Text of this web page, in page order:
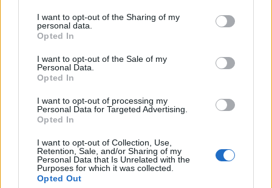
I want to opt-out of the Sharing of my
personal data.
Opted In
I want to opt-out of the Sale of my
Personal Data.
Opted In
I want to opt-out of processing my
Personal Data for Targeted Advertising.
Opted In
I want to opt-out of Collection, Use,
Retention, Sale, and/or Sharing of my
Personal Data that Is Unrelated with the
Purposes for which it was collected.
Opted Out
VAI ALLA VERSIONE CLASSICA
Il materiale (testo, foto e video) consultabile in questo portale è di nostra proprietà.
internet, in quanto arrivati alla nostra attenzione attraverso regolari comunicati stampa
con immagini e testi allegati ed autorizzati alla pubblicazione, e quindi valutati di
pubblico dominio. Se i soggetti o gli autori avessero qualcosa in contrario alla
pubblicazione, non avranno che da segnalarlo alla redazione (indirizzo email:
redazione@napolimagazine.com), che provvederà prontamente alla rimozione.